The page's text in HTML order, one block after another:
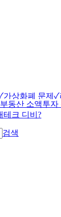
가상화폐 문제
후기 재테크 카
근무 zoom 재
택근무 뉴노멀
수수료
동산 소액투자
테크 디비?
택근무 취업규칙
셀 대출한도조
검색